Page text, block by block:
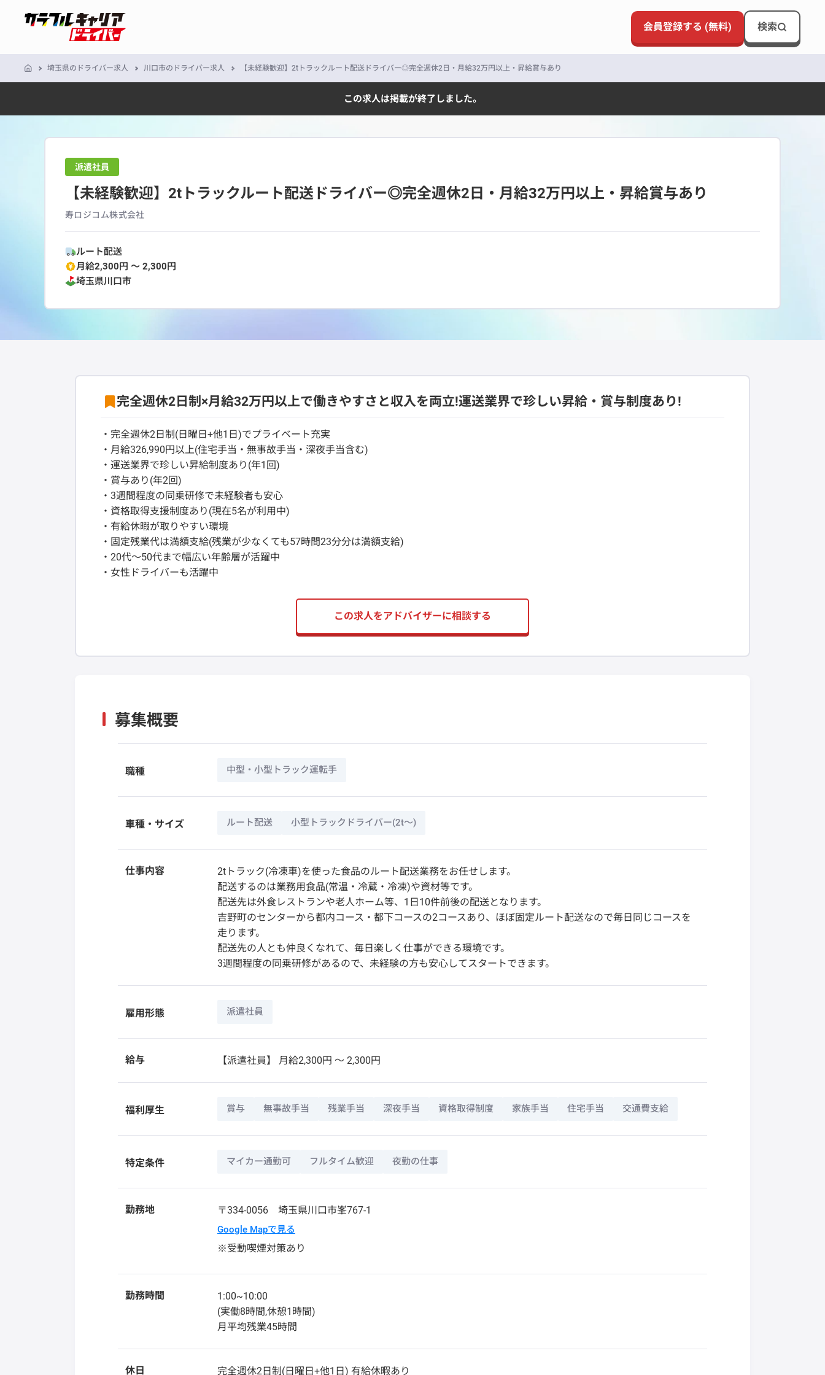
会員登録する (無料) 検索
埼玉県のドライバー求人 川口市のドライバー求人 【未経験歓迎】2tトラックルート配送ドライバー◎完全週休2日・月給32万円以上・昇給賞与あり
この求人は掲載が終了しました。
派遣社員
【未経験歓迎】2tトラックルート配送ドライバー◎完全週休2日・月給32万円以上・昇給賞与あり
寿ロジコム株式会社
ルート配送
月給2,300円 〜 2,300円
埼玉県川口市
完全週休2日制×月給32万円以上で働きやすさと収入を両立!運送業界で珍しい昇給・賞与制度あり!
・完全週休2日制(日曜日+他1日)でプライベート充実
・月給326,990円以上(住宅手当・無事故手当・深夜手当含む)
・運送業界で珍しい昇給制度あり(年1回)
・賞与あり(年2回)
・3週間程度の同乗研修で未経験者も安心
・資格取得支援制度あり(現在5名が利用中)
・有給休暇が取りやすい環境
・固定残業代は満額支給(残業が少なくても57時間23分分は満額支給)
・20代～50代まで幅広い年齢層が活躍中
・女性ドライバーも活躍中
この求人をアドバイザーに相談する
募集概要
職種 中型・小型トラック運転手
車種・サイズ ルート配送 小型トラックドライバー(2t～)
仕事内容
2tトラック(冷凍車)を使った食品のルート配送業務をお任せします。
配送するのは業務用食品(常温・冷蔵・冷凍)や資材等です。
配送先は外食レストランや老人ホーム等、1日10件前後の配送となります。
吉野町のセンターから都内コース・都下コースの2コースあり、ほぼ固定ルート配送なので毎日同じコースを
走ります。
配送先の人とも仲良くなれて、毎日楽しく仕事ができる環境です。
3週間程度の同乗研修があるので、未経験の方も安心してスタートできます。
雇用形態 派遣社員
給与 【派遣社員】 月給2,300円 〜 2,300円
福利厚生 賞与 無事故手当 残業手当 深夜手当 資格取得制度 家族手当 住宅手当 交通費支給
特定条件 マイカー通勤可 フルタイム歓迎 夜勤の仕事
勤務地 〒334-0056 埼玉県川口市峯767-1
Google Mapで見る
※受動喫煙対策あり
勤務時間
1:00~10:00
(実働8時間,休憩1時間)
月平均残業45時間
休日 完全週休2日制(日曜日+他1日) 有給休暇あり